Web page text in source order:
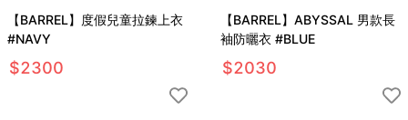
【BARREL】度假兒童拉鍊上衣
#NAVY
$2300
【BARREL】ABYSSAL 男款長
袖防曬衣 #BLUE
$2030